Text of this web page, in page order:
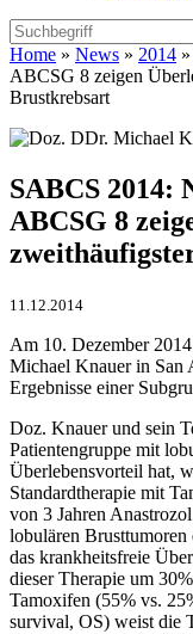
Home » News » 2014
ABCSG 8 zeigen
Brustkrebsart
SABCS 2014:
ABCSG 8
11.12.2014
Am 10. Dezember
Michael Knauer in San
Ergebnisse einer
Doz. Knauer und sein
Patientengruppe mit
Überlebensvorteil hat,
Standardtherapie mit
von 3 Jahren
lobulären
das krankheitsfreie
dieser Therapie um
Tamoxifen (55% vs.
survival, OS) weist die